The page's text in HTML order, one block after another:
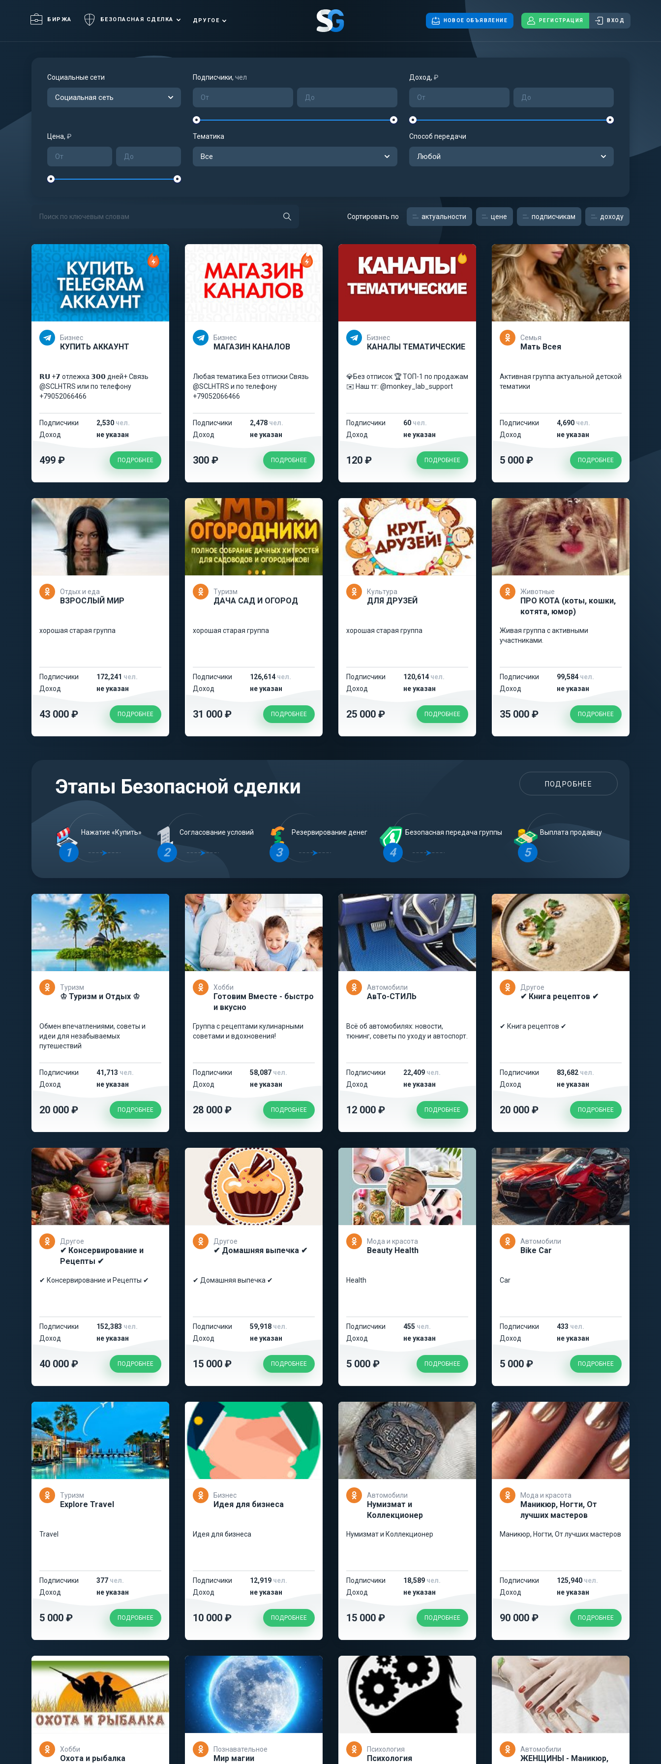
БИРЖА БЕЗОПАСНАЯ СДЕЛКА ДРУГОЕ НОВОЕ ОБЪЯВЛЕНИЕ РЕГИСТРАЦИЯ ВХОД
Социальные сети
Социальная сеть
Подписчики, чел Доход, ₽
Цена, ₽ Тематика
Все
Способ передачи
Любой
Сортировать по актуальности цене подписчикам доходу
Этапы Безопасной сделки
1
Нажатие «Купить»
2
Согласование условий
3
Резервирование денег
4
Безопасная передача группы
5
Выплата продавцу
ПОДРОБНЕЕ
Бизнес
КУПИТЬ АККАУНТ
𝗥𝗨 +𝟳 отлежка 𝟯𝟬𝟬 дней+ Связь
@SCLHTRS или по телефону
+79052066466
Подписчики 2,530 чел.
Доход
не указан
499 ₽ ПОДРОБНЕЕ
Бизнес
МАГАЗИН КАНАЛОВ
Любая тематика Без отписки Связь
@SCLHTRS и по телефону
+79052066466
Подписчики 2,478 чел.
Доход
не указан
300 ₽ ПОДРОБНЕЕ
Бизнес
КАНАЛЫ ТЕМАТИЧЕСКИЕ
💎Без отписок 🏆 ТОП-1 по продажам
✉️ Наш тг: @monkey_lab_support
Подписчики 60 чел.
Доход
не указан
120 ₽ ПОДРОБНЕЕ
Семья
Мать Всея
Активная группа актуальной детской
тематики
Подписчики 4,690 чел.
Доход
не указан
5 000 ₽ ПОДРОБНЕЕ
Отдых и еда
ВЗРОСЛЫЙ МИР
хорошая старая группа
Подписчики 172,241 чел.
Доход
не указан
43 000 ₽ ПОДРОБНЕЕ
Туризм
ДАЧА САД И ОГОРОД
хорошая старая группа
Подписчики 126,614 чел.
Доход
не указан
31 000 ₽ ПОДРОБНЕЕ
Культура
ДЛЯ ДРУЗЕЙ
хорошая старая группа
Подписчики 120,614 чел.
Доход
не указан
25 000 ₽ ПОДРОБНЕЕ
Животные
ПРО КОТА (коты, кошки,
котята, юмор)
Живая группа с активными
участниками.
Подписчики 99,584 чел.
Доход
не указан
35 000 ₽ ПОДРОБНЕЕ
Туризм
♔ Туризм и Отдых ♔
Обмен впечатлениями, советы и
идеи для незабываемых
путешествий
Подписчики 41,713 чел.
Доход
не указан
20 000 ₽ ПОДРОБНЕЕ
Хобби
Готовим Вместе - быстро
и вкусно
Группа с рецептами кулинарными
советами и вдохновения!
Подписчики 58,087 чел.
Доход
не указан
28 000 ₽ ПОДРОБНЕЕ
Автомобили
АвТо-СТИЛЬ
Всё об автомобилях: новости,
тюнинг, советы по уходу и автоспорт.
Подписчики 22,409 чел.
Доход
не указан
12 000 ₽ ПОДРОБНЕЕ
Другое
✔ Книга рецептов ✔
✔ Книга рецептов ✔
Подписчики 83,682 чел.
Доход
не указан
20 000 ₽ ПОДРОБНЕЕ
Другое
✔ Консервирование и
Рецепты ✔
✔ Консервирование и Рецепты ✔
Подписчики 152,383 чел.
Доход
не указан
40 000 ₽ ПОДРОБНЕЕ
Другое
✔ Домашняя выпечка ✔
✔ Домашняя выпечка ✔
Подписчики 59,918 чел.
Доход
не указан
15 000 ₽ ПОДРОБНЕЕ
Мода и красота
Beauty Health
Health
Подписчики 455 чел.
Доход
не указан
5 000 ₽ ПОДРОБНЕЕ
Автомобили
Bike Car
Car
Подписчики 433 чел.
Доход
не указан
5 000 ₽ ПОДРОБНЕЕ
Туризм
Explore Travel
Travel
Подписчики 377 чел.
Доход
не указан
5 000 ₽ ПОДРОБНЕЕ
Бизнес
Идея для бизнеса
Идея для бизнеса
Подписчики 12,919 чел.
Доход
не указан
10 000 ₽ ПОДРОБНЕЕ
Автомобили
Нумизмат и
Коллекционер
Нумизмат и Коллекционер
Подписчики 18,589 чел.
Доход
не указан
15 000 ₽ ПОДРОБНЕЕ
Мода и красота
Маникюр, Ногти, От
лучших мастеров
Маникюр, Ногти, От лучших мастеров
Подписчики 125,940 чел.
Доход
не указан
90 000 ₽ ПОДРОБНЕЕ
Хобби
Охота и рыбалка
Познавательное
Мир магии
Психология
Психология
Автомобили
ЖЕНЩИНЫ - Маникюр,